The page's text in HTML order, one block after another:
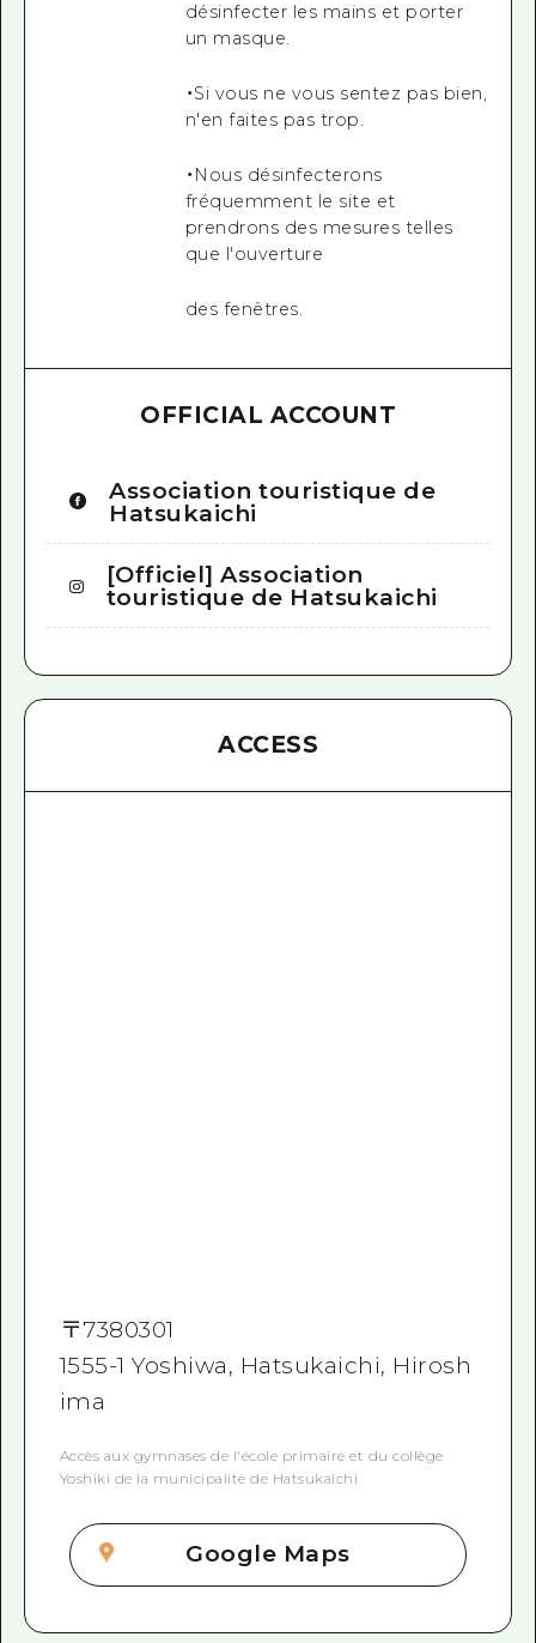
désinfecter les mains et porter
un masque.
・Si vous ne vous sentez pas bien,
n'en faites pas trop.
・Nous désinfecterons
fréquemment le site et
prendrons des mesures telles
que l'ouverture
des fenêtres.
OFFICIAL ACCOUNT
Association touristique de
Hatsukaichi
[Officiel] Association
touristique de Hatsukaichi
ACCESS
〒7380301
1555-1 Yoshiwa, Hatsukaichi, Hirosh
ima
Accès aux gymnases de l'école primaire et du collège
Yoshiki de la municipalité de Hatsukaichi
Google Maps